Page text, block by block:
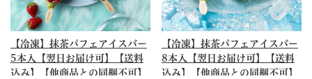
【冷凍】抹茶パフェアイスバー
5本入【翌日お届け可】【送料
込み】【他商品との同梱不可】
【冷凍】抹茶パフェアイスバー
8本入【翌日お届け可】【送料
込み】【他商品との同梱不可】